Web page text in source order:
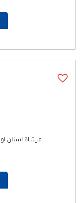
فرشاة اسنان